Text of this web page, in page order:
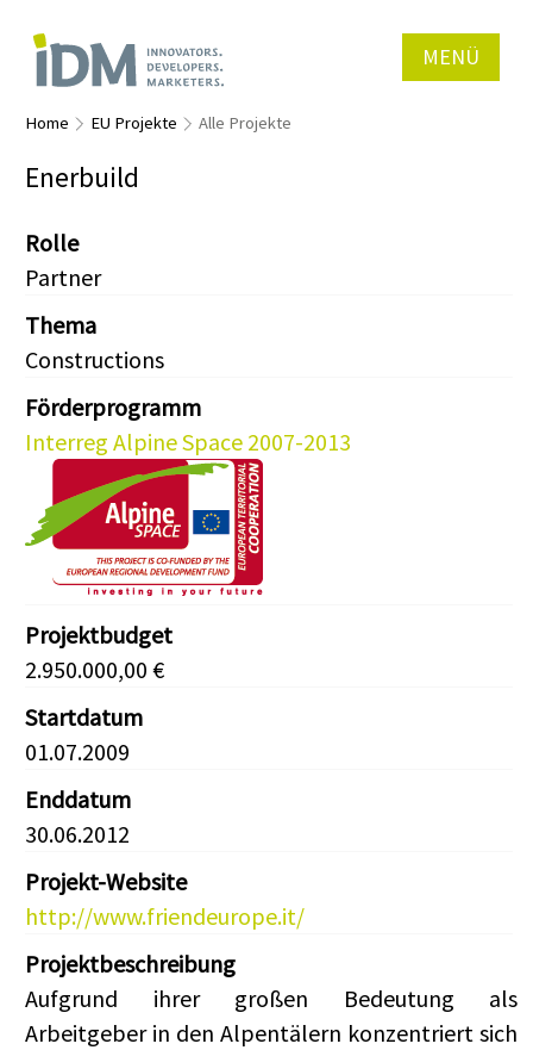
MENÜ
Home EU Projekte Alle Projekte
Enerbuild
Rolle
Partner
Thema
Constructions
Förderprogramm
Interreg Alpine Space 2007-2013
Projektbudget
2.950.000,00 €
Startdatum
01.07.2009
Enddatum
30.06.2012
Projekt-Website
http://www.friendeurope.it/
Projektbeschreibung
Aufgrund ihrer großen Bedeutung als
Arbeitgeber in den Alpentälern konzentriert sich